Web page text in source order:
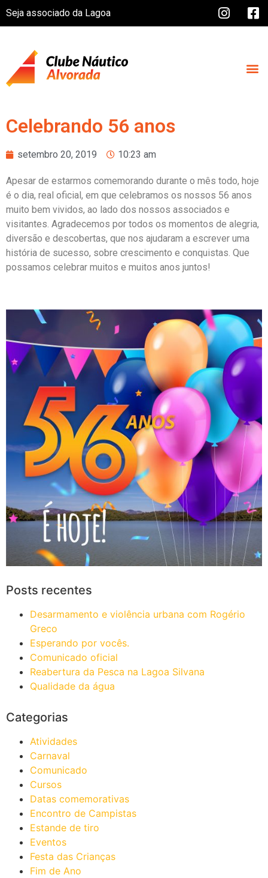
Seja associado da Lagoa
Celebrando 56 anos
setembro 20, 2019 10:23 am
Apesar de estarmos comemorando durante o mês todo, hoje
é o dia, real oficial, em que celebramos os nossos 56 anos
muito bem vividos, ao lado dos nossos associados e
visitantes. Agradecemos por todos os momentos de alegria,
diversão e descobertas, que nos ajudaram a escrever uma
história de sucesso, sobre crescimento e conquistas. Que
possamos celebrar muitos e muitos anos juntos!
Posts recentes
Desarmamento e violência urbana com Rogério
Greco
Esperando por vocês.
Comunicado oficial
Reabertura da Pesca na Lagoa Silvana
Qualidade da água
Categorias
Atividades
Carnaval
Comunicado
Cursos
Datas comemorativas
Encontro de Campistas
Estande de tiro
Eventos
Festa das Crianças
Fim de Ano